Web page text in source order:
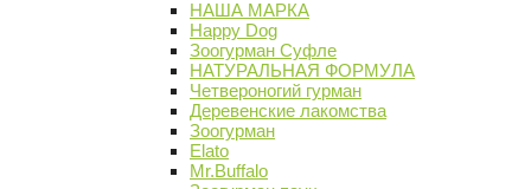
НАША МАРКА
Happy Dog
Зоогурман Суфле
НАТУРАЛЬНАЯ ФОРМУЛА
Четвероногий гурман
Деревенские лакомства
Зоогурман
Elato
Mr.Buffalo